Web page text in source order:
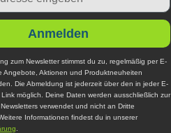
Anmelden
zum Newsletter stimmst du zu, regelmäßig per E-
Angebote, Aktionen und Produktneuheiten
Die Abmeldung ist jederzeit über den in jeder E-
möglich. Deine Daten werden ausschließlich zur
verwendet und nicht an Dritte
Informationen findest du in unserer